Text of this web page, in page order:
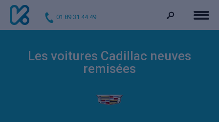
01 89 31 44 49
Les voitures Cadillac neuves
remisées